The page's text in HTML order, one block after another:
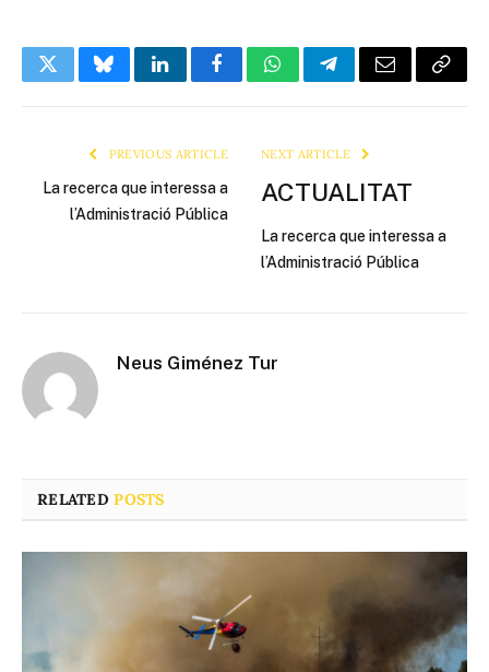
TwitterBlueskyLinkedInFacebookWhatsAppTelegramEmail Copy
PREVIOUS ARTICLE
La recerca que interessa a
l’Administració Pública
NEXT ARTICLE
ACTUALITAT
La recerca que interessa a
l’Administració Pública
Neus Giménez Tur
RELATEDPOSTS